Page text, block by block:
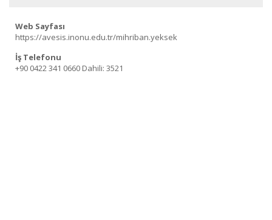
Web Sayfası
https://avesis.inonu.edu.tr/mihriban.yeksek
İş Telefonu
+90 0422 341 0660 Dahili: 3521